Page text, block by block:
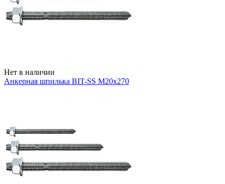
Нет в наличии
Анкерная шпилька BIT-SS М20х270